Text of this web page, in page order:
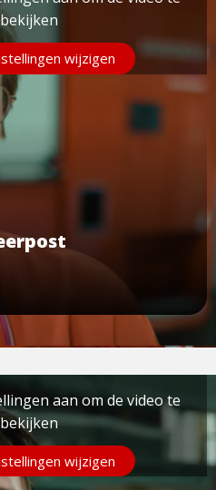
bekijken
wijzigen
aan om de video te
bekijken
wijzigen